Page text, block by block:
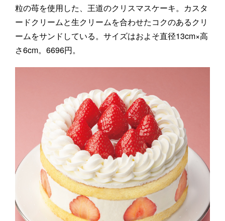
粒の苺を使用した、王道のクリスマスケーキ。カスタ
ードクリームと生クリームを合わせたコクのあるクリ
ームをサンドしている。サイズはおよそ直径13cm×高
さ6cm。6696円。